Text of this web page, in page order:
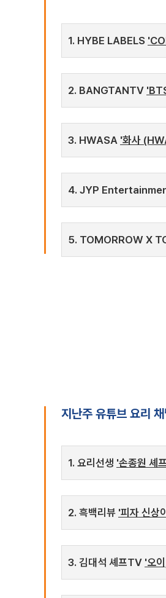
1. HYBE LABELS
2. BANGTANTV
3. HWASA '화사
4. JYP
5. TOMORROW X
지난주 유튜브 요리
1. 요리선생 '손종원 셰
2. 흑백리뷰 '피자 신상
3. 김대석 셰프TV '오